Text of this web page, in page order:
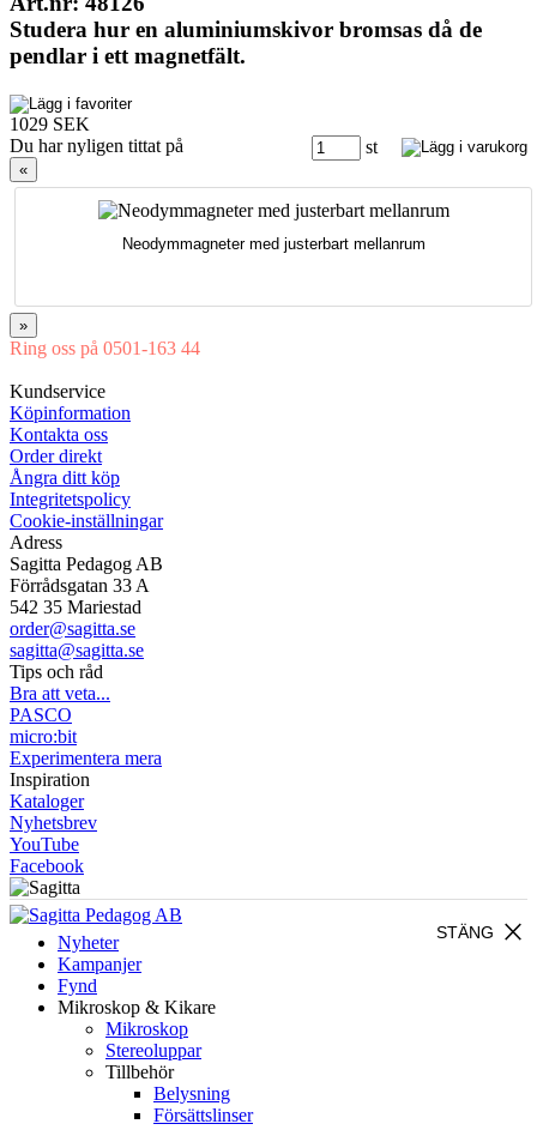
Studera hur en aluminiumskivor bromsas då de
pendlar i ett magnetfält.
1029 SEK
st
Du har nyligen tittat på
«
Neodymmagneter med justerbart mellanrum
»
Ring oss på 0501-163 44
Kundservice
Köpinformation
Kontakta oss
Order direkt
Ångra ditt köp
Integritetspolicy
Cookie-inställningar
Adress
Sagitta Pedagog AB
Förrådsgatan 33 A
542 35 Mariestad
order@sagitta.se
sagitta@sagitta.se
Tips och råd
Bra att veta...
PASCO
micro:bit
Experimentera mera
Inspiration
Kataloger
Nyhetsbrev
YouTube
Facebook
close
STÄNG
Nyheter
Kampanjer
Fynd
Mikroskop & Kikare
Mikroskop
Stereoluppar
Tillbehör
Belysning
Försättslinser